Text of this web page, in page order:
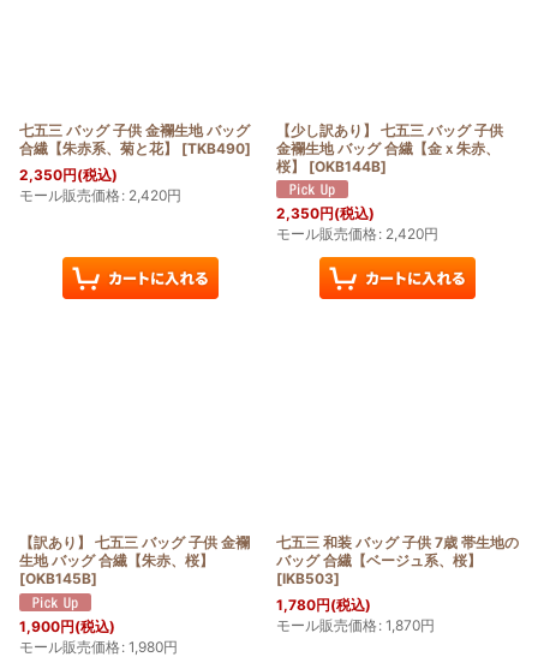
七五三 バッグ 子供 金襴生地 バッグ
合繊【朱赤系、菊と花】
[TKB490]
2,350円(税込)
モール販売価格: 2,420円
【少し訳あり】 七五三 バッグ 子供
金襴生地 バッグ 合繊【金ｘ朱赤、
桜】
[OKB144B]
2,350円(税込)
モール販売価格: 2,420円
【訳あり】 七五三 バッグ 子供 金襴
生地 バッグ 合繊【朱赤、桜】
[OKB145B]
1,900円(税込)
モール販売価格: 1,980円
七五三 和装 バッグ 子供 7歳 帯生地の
バッグ 合繊【ベージュ系、桜】
[IKB503]
1,780円(税込)
モール販売価格: 1,870円